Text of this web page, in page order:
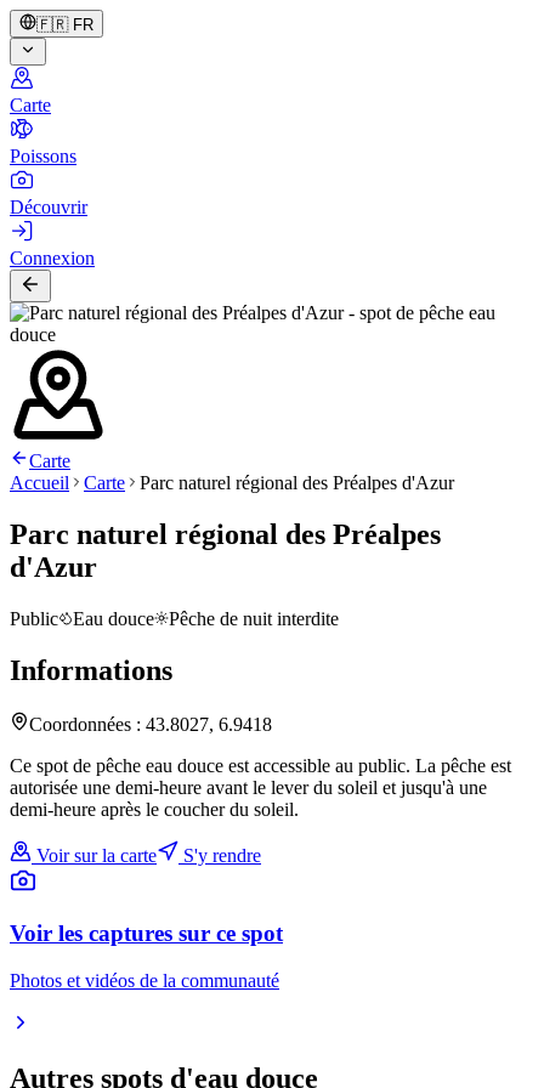
🇫🇷 FR
Carte
Poissons
Découvrir
Connexion
Carte
Accueil
Carte Parc naturel régional des Préalpes d'Azur
Parc naturel régional des Préalpes
d'Azur
Public Eau douce Pêche de nuit interdite
Informations
Coordonnées : 43.8027, 6.9418
Ce spot de pêche eau douce est accessible au public. La pêche est
autorisée une demi-heure avant le lever du soleil et jusqu'à une
demi-heure après le coucher du soleil.
Voir sur la carte S'y rendre
Voir les captures sur ce spot
Photos et vidéos de la communauté
Autres spots d'eau douce